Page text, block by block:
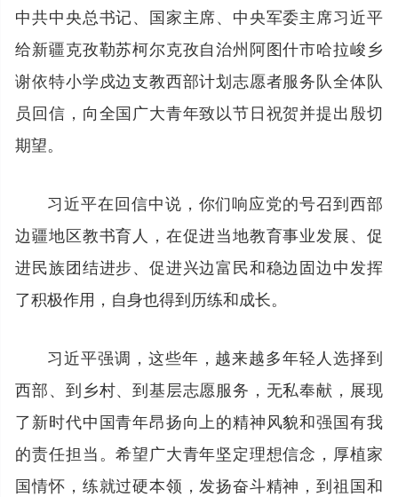
中共中央总书记、国家主席、中央军委主席习近平
给新疆克孜勒苏柯尔克孜自治州阿图什市哈拉峻乡
谢依特小学戍边支教西部计划志愿者服务队全体队
员回信，向全国广大青年致以节日祝贺并提出殷切
期望。
习近平在回信中说，你们响应党的号召到西部
边疆地区教书育人，在促进当地教育事业发展、促
进民族团结进步、促进兴边富民和稳边固边中发挥
了积极作用，自身也得到历练和成长。
习近平强调，这些年，越来越多年轻人选择到
西部、到乡村、到基层志愿服务，无私奉献，展现
了新时代中国青年昂扬向上的精神风貌和强国有我
的责任担当。希望广大青年坚定理想信念，厚植家
国情怀，练就过硬本领，发扬奋斗精神，到祖国和